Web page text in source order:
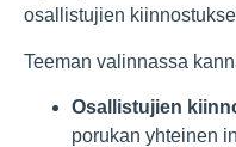
osallistujien
Teeman valinnassa
Osallistujien
porukan yhteinen